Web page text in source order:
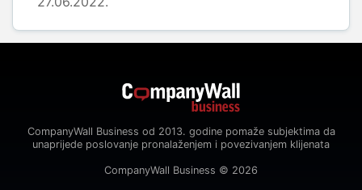
CompanyWall Business od 2013. godine pomaže subjektima da
unaprijede poslovanje pronalaženjem i povezivanjem klijenata
CompanyWall Business © 2026